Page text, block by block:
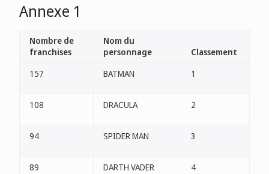
Annexe 1
Nombre de
franchises
Nom du
personnage
Classement
157
BATMAN 1
108 DRACULA 2
94 SPIDER MAN 3
89 DARTH VADER 4